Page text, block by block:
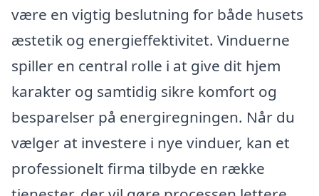
være en vigtig beslutning for både husets
æstetik og energieffektivitet. Vinduerne
spiller en central rolle i at give dit hjem
karakter og samtidig sikre komfort og
besparelser på energiregningen. Når du
vælger at investere i nye vinduer, kan et
professionelt firma tilbyde en række